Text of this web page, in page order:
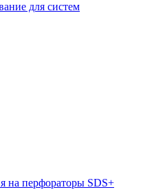
для систем
на перфораторы SDS+